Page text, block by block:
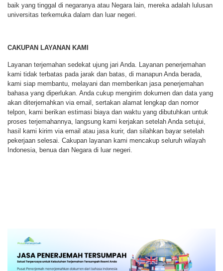
baik yang tinggal di negaranya atau Negara lain, mereka adalah lulusan
universitas terkemuka dalam dan luar negeri.
CAKUPAN LAYANAN KAMI
Layanan terjemahan sedekat ujung jari Anda. Layanan penerjemahan
kami tidak terbatas pada jarak dan batas, di manapun Anda berada,
kami siap membantu, melayani dan memberikan jasa penerjemahan
bahasa yang diperlukan. Anda cukup mengirim dokumen dan data yang
akan diterjemahkan via email, sertakan alamat lengkap dan nomor
telpon, kami berikan estimasi biaya dan waktu yang dibutuhkan untuk
proses terjemahannya, langsung kami kerjakan setelah Anda setujui,
hasil kami kirim via email atau jasa kurir, dan silahkan bayar setelah
pekerjaan selesai. Cakupan layanan kami mencakup seluruh wilayah
Indonesia, benua dan Negara di luar negeri.